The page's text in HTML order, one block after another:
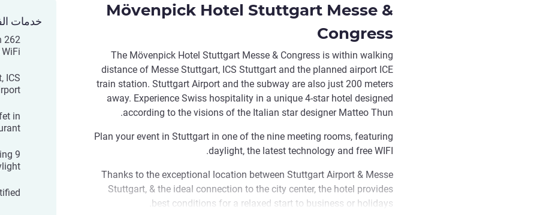
Mövenpick Hotel Stuttgart Messe &
Congress
The Mövenpick Hotel Stuttgart Messe & Congress is within walking
distance of Messe Stuttgart, ICS Stuttgart and the planned airport ICE
train station. Stuttgart Airport and the subway are also just 200 meters
away. Experience Swiss hospitality in a unique 4-star hotel designed
according to the visions of the Italian star designer Matteo Thun.
Plan your event in Stuttgart in one of the nine meeting rooms, featuring
daylight, the latest technology and free WIFI.
Thanks to the exceptional location between Stuttgart Airport & Messe
Stuttgart, & the ideal connection to the city center, the hotel provides
best conditions for a relaxed start to business or holidays.
خدمات
ICS
in